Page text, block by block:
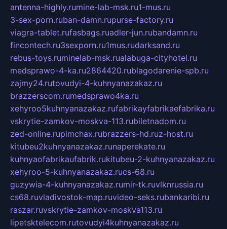
antenna-highly.rumine-lab-msk.ru1-mus.ru
3-sex-porn.ruban-damn.rupurse-factory.ru
viagra-tablet.rufasbags.ruadler-jun.rubandamn.ru
fincontech.ru3sexporn.ru1mus.rudarksand.ru
rebus-toys.ruminelab-msk.rualabuga-cityhotel.ru
medsprawo-4-ka.ru2864420.rublagodarenie-spb.ru
zajmy24.rutovudyi-4-kuhnyanazakaz.ru
brazzerscom.rumedsprawo4ka.ru
xehyroo5kuhnyanazakaz.rufabrikayfabrikaefabrika.ru
vskrytie-zamkov-moskva-113.rubiletnadom.ru
zed-online.rupimchax.rubrazzers-hd.ruz-host.ru
kitubeu2kuhnyanazakaz.runaperekate.ru
kuhnyaofabrikaufabrik.rukitubeu-2-kuhnyanazakaz.ru
xehyroo-5-kuhnyanazakaz.rucs-68.ru
guzywia-4-kuhnyanazakaz.rumir-tk.ruvlknrussia.ru
cs68.ruvladivostok-map.ruvideo-seks.rubankaribi.ru
raszar.ruvskrytie-zamkov-moskva113.ru
lipetsktelecom.rutovudyi4kuhnyanazakaz.ru